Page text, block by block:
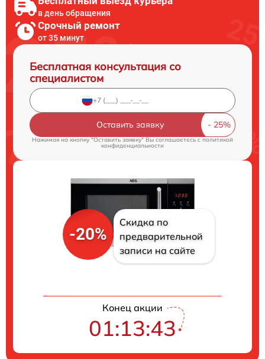
в день обращения
Срочный ремонт
от 35 минут
Бесплатная консультация со
специалистом
Оставить заявку
Нажимая на кнопку "Оставить заявку" Вы соглашаетесь cполитикой
конфиденциальности
-20%
Скидка по
предварительной
записи на сайте
Конец акции
01:13:41